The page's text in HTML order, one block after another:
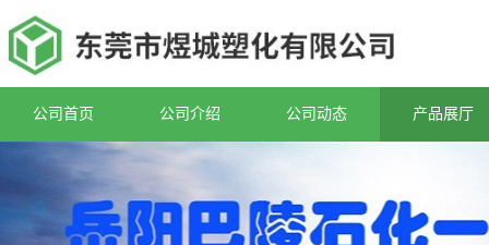
公司首页 公司介绍 公司动态 产品展厅